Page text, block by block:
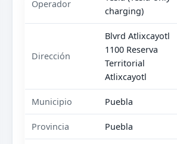
Operador
charging)
Dirección
Blvrd Atlixcayotl
1100 Reserva
Territorial
Atlixcayotl
Municipio Puebla
Provincia Puebla